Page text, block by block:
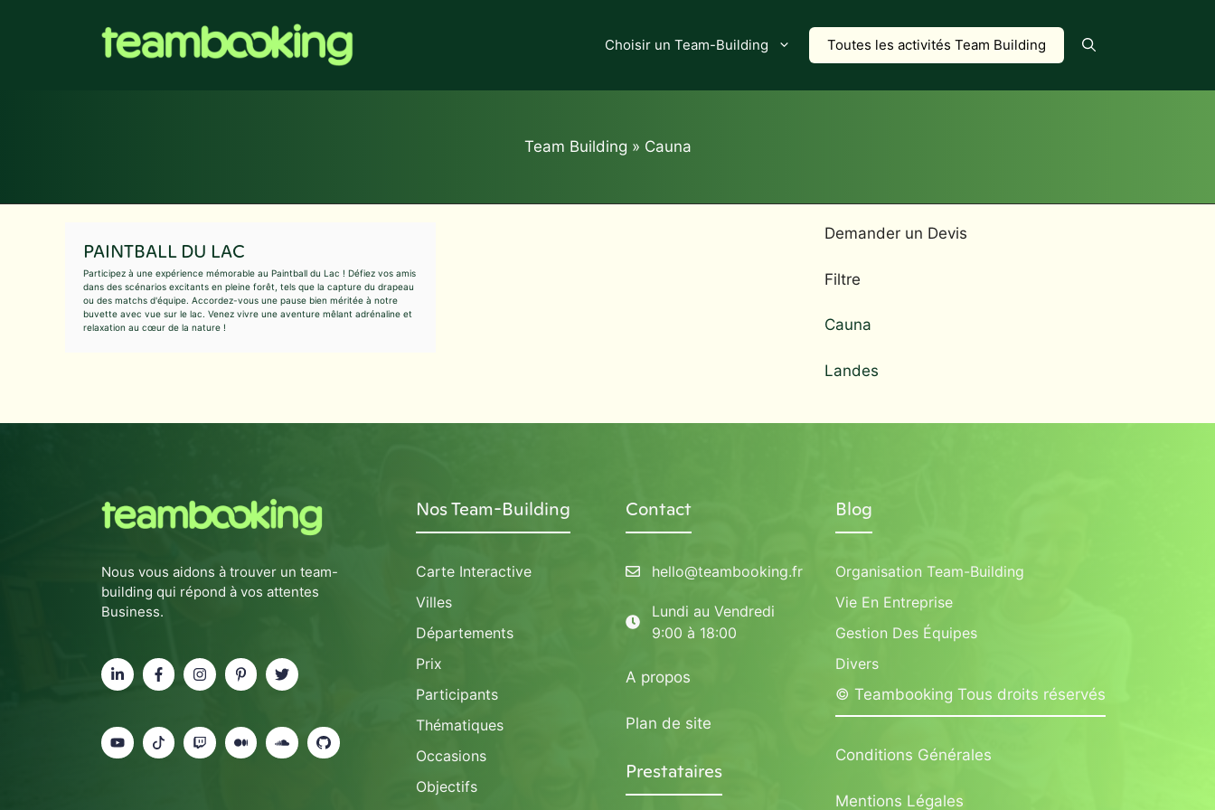
Choisir un Team-Building Toutes les activités Team Building
Team Building » Cauna
PAINTBALL DU LAC
Participez à une expérience mémorable au Paintball du Lac ! Défiez vos amis
dans des scénarios excitants en pleine forêt, tels que la capture du drapeau
ou des matchs d'équipe. Accordez-vous une pause bien méritée à notre
buvette avec vue sur le lac. Venez vivre une aventure mêlant adrénaline et
relaxation au cœur de la nature !
Demander un Devis
Filtre
Cauna
Landes
Nous vous aidons à trouver un team-
building qui répond à vos attentes
Business.
Nos Team-Building
Carte Interactive
Villes
Départements
Prix
Participants
Thématiques
Occasions
Objectifs
Contact
hello@teambooking.fr
Lundi au Vendredi
9:00 à 18:00
A propos
Plan de site
Prestataires
Blog
Organisation Team-Building
Vie En Entreprise
Gestion Des Équipes
Divers
© Teambooking Tous droits réservés
Conditions Générales
Mentions Légales